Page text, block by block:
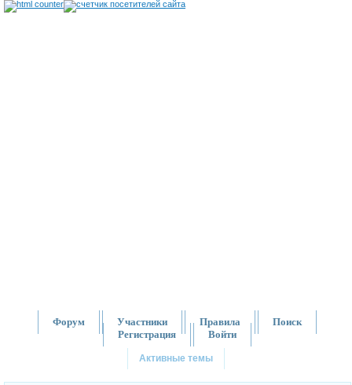
Форум Участники Правила
Поиск
Регистрация
Войти
Активные темы